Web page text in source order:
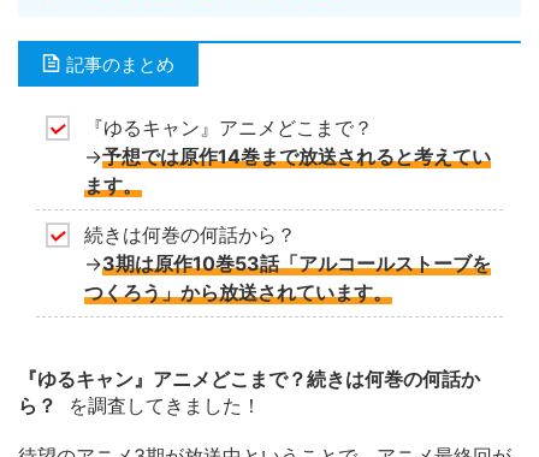
記事のまとめ
『ゆるキャン』アニメどこまで？
→予想では原作14巻まで放送されると考えてい
ます。
続きは何巻の何話から？
→3期は原作10巻53話「アルコールストーブを
つくろう」から放送されています。
『ゆるキャン』アニメどこまで？続きは何巻の何話か
ら？
を調査してきました！